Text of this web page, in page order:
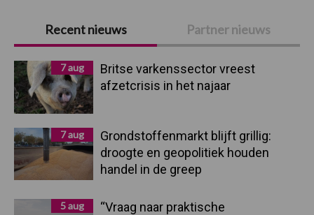
Primaire
Sidebar
Recent nieuws Partner nieuws
7 aug
Britse varkenssector vreest
afzetcrisis in het najaar
7 aug
Grondstoffenmarkt blijft grillig:
droogte en geopolitiek houden
handel in de greep
5 aug
“Vraag naar praktische